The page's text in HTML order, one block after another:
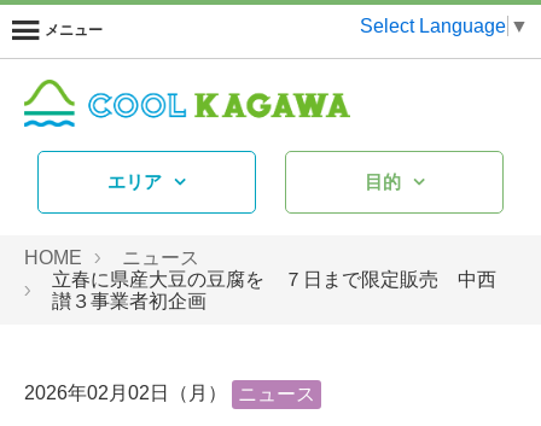
メニュー Select Language ▼
エリア 目的
HOME
ニュース
立春に県産大豆の豆腐を ７日まで限定販売 中西
讃３事業者初企画
2026年02月02日（月） ニュース